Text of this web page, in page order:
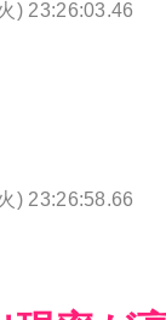
) 23:26:03.46
) 23:26:58.66